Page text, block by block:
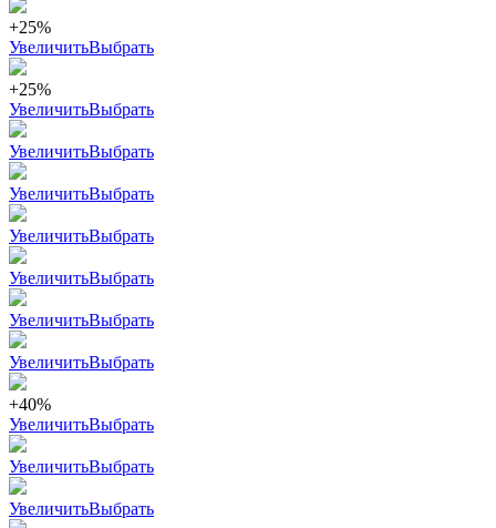
+25%
УвеличитьВыбрать
+25%
УвеличитьВыбрать
УвеличитьВыбрать
УвеличитьВыбрать
УвеличитьВыбрать
УвеличитьВыбрать
УвеличитьВыбрать
УвеличитьВыбрать
+40%
УвеличитьВыбрать
УвеличитьВыбрать
УвеличитьВыбрать